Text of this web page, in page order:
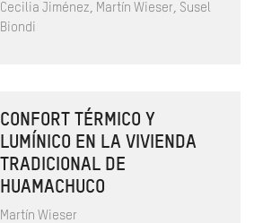
Cecilia Jiménez, Martín Wieser, Susel
Biondi
CONFORT TÉRMICO Y
LUMÍNICO EN LA VIVIENDA
TRADICIONAL DE
HUAMACHUCO
Martín Wieser